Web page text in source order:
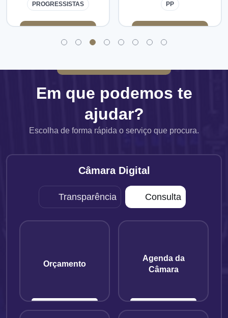
PROGRESSISTAS PP
Em que podemos te
ajudar?
Escolha de forma rápida o serviço que procura.
Câmara Digital
Transparência Consulta
Orçamento
Agenda da
Câmara